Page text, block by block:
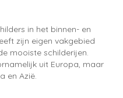
in het binnen- en
zijn eigen vakgebied
mooiste schilderijen.
uit Europa, maar
en Azië.